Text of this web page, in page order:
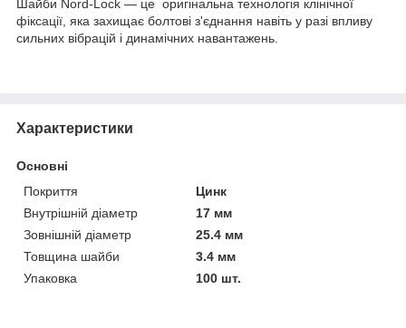
Шайби Nord-Lock — це оригінальна технологія клінічної
фіксації, яка захищає болтові з'єднання навіть у разі впливу
сильних вібрацій і динамічних навантажень.
Характеристики
Основні
Покриття
Цинк
Внутрішній діаметр
17 мм
Зовнішній діаметр
25.4 мм
Товщина шайби
3.4 мм
Упаковка
100 шт.